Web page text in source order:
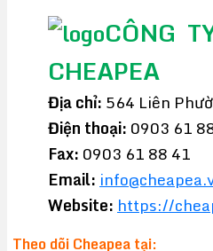
CÔNG
CHEAPEA
Địa chỉ: 564 Liên
Điện thoại: 0903 61
Fax: 0903 61 88 41
Email:
Website: https://
Theo dõi Cheapea tại: